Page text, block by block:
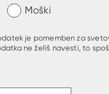
Moški
je pomemben za
ne želiš navesti, to